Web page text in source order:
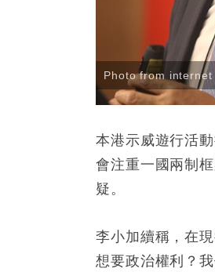
Photo from internet
本港示威遊行活
會注重一國兩制
疑。
李小加續稱，在
想要政治權利？